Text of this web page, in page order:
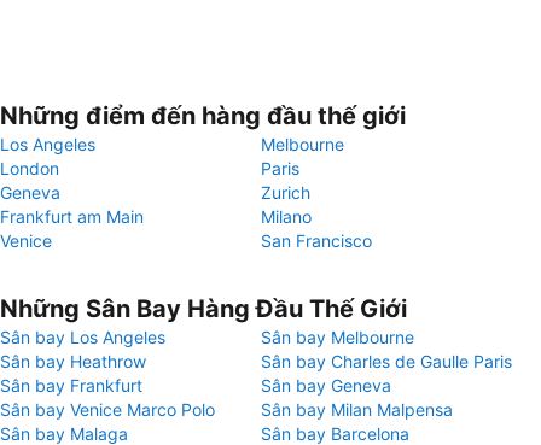
Những điểm đến hàng đầu thế giới
Los Angeles
Melbourne
London
Paris
Geneva
Zurich
Frankfurt am Main
Milano
Venice
San Francisco
Những Sân Bay Hàng Đầu Thế Giới
Sân bay Los Angeles
Sân bay Melbourne
Sân bay Heathrow
Sân bay Charles de Gaulle Paris
Sân bay Frankfurt
Sân bay Geneva
Sân bay Venice Marco Polo
Sân bay Milan Malpensa
Sân bay Malaga
Sân bay Barcelona